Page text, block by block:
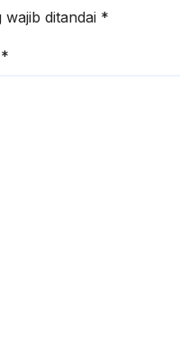
wajib ditandai *
*